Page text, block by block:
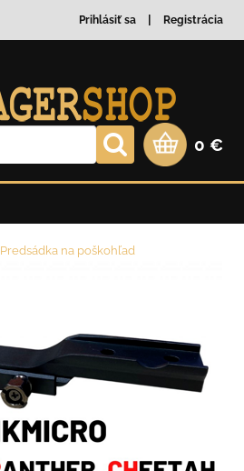
Prihlásiť sa Registrácia
0 €
Predsádka na poškohľad